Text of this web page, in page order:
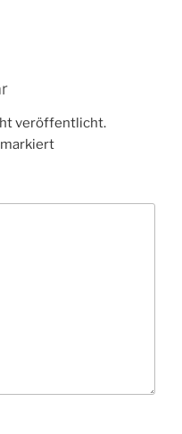
veröffentlicht.
markiert